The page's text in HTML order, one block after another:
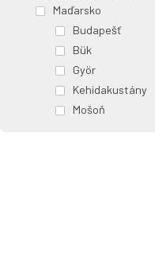
Maďarsko
Budapešť
Bük
Györ
Kehidakustány
Mošoň